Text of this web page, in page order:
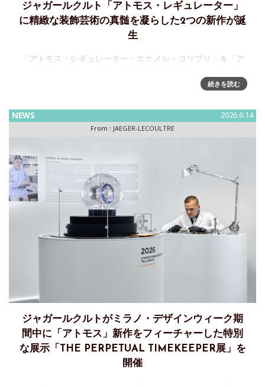
ジャガールクルト「アトモス・レギュレーター」
に精緻な装飾芸術の真髄を凝らした2つの新作が誕
生
「アトモス・レギュレーター・エナメル・コリブリ」＆「ア
ス・レギュレーターに対する2つの新たな解釈、精緻な装飾芸
続きを読む
NEWS 2026.6.14
From : JAEGER-LECOULTRE
ジャガールクルトがミラノ・デザインウィーク期
間中に「アトモス」新作をフィーチャーした特別
な展示「THE PERPETUAL TIMEKEEPER展」を
開催